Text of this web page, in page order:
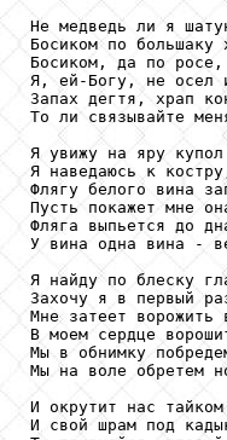
Не медведь ли я
Босиком по
Босиком, да по
Я, ей-Богу, не осел
Запах дегтя, храп
То ли связывайте
Я увижу на яру купол
Я наведаюсь к
Флягу белого вина
Пусть покажет мне
Фляга выпьется до
У вина одна вина -
Я найду по блеску
Захочу я в первый
Мне затеет ворожить
В моем сердце
Мы в обнимку
Мы на воле обретем
И окрутит нас
И свой шрам под